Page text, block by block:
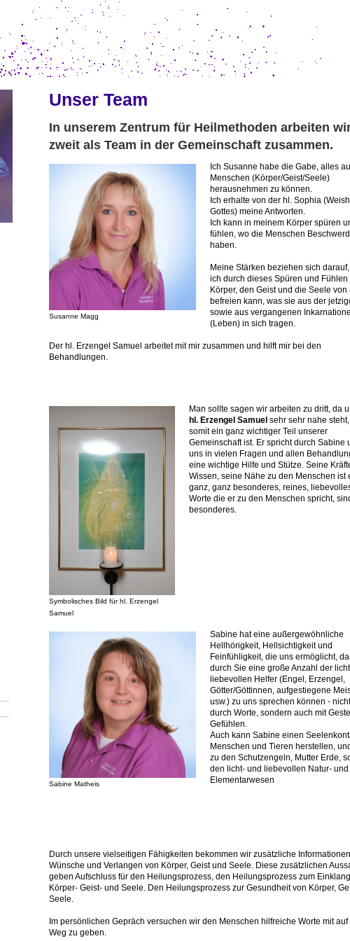
Unser Team
In unserem Zentrum für Heilmethoden arbeiten
zweit als Team in der Gemeinschaft zusammen.
Susanne Magg
Ich Susanne habe die Gabe, alles
Menschen (Körper/Geist/Seele)
herausnehmen zu können.
Ich erhalte von der hl. Sophia
Gottes) meine Antworten.
Ich kann in meinem Körper spüren
fühlen, wo die Menschen
haben.
Meine Stärken beziehen sich
ich durch dieses Spüren und Fühlen
Körper, den Geist und die Seele von
befreien kann, was sie aus der
sowie aus vergangenen
(Leben) in sich tragen.
Der hl. Erzengel Samuel arbeitet mit mir zusammen und hilft mir bei den
Behandlungen.
Symbolisches Bild für hl. Erzengel
Samuel
Man sollte sagen wir arbeiten zu dritt, da
hl. Erzengel Samuel sehr sehr nahe
somit ein ganz wichtiger Teil unserer
Gemeinschaft ist. Er spricht durch Sabine
uns in vielen Fragen und allen
eine wichtige Hilfe und Stütze. Seine
Wissen, seine Nähe zu den Menschen ist
ganz, ganz besonderes, reines,
Worte die er zu den Menschen spricht,
besonderes.
Sabine Matheis
Sabine hat eine außergewöhnliche
Hellhörigkeit, Hellsichtigkeit und
Feinfühligkeit, die uns ermöglicht,
durch Sie eine große Anzahl der
liebevollen Helfer (Engel, Erzengel,
Götter/Göttinnen, aufgestiegene
usw.) zu uns sprechen können -
durch Worte, sondern auch mit
Gefühlen.
Auch kann Sabine einen
Menschen und Tieren herstellen,
zu den Schutzengeln, Mutter Erde,
den licht- und liebevollen Natur- und
Elementarwesen
Durch unsere vielseitigen Fähigkeiten bekommen wir zusätzliche
Wünsche und Verlangen von Körper, Geist und Seele. Diese zusätzlichen
geben Aufschluss für den Heilungsprozess, den Heilungsprozess zum
Körper- Geist- und Seele. Den Heilungsprozess zur Gesundheit von Körper,
Seele.
Im persönlichen Gepräch versuchen wir den Menschen hilfreiche Worte mit auf
Weg zu geben.